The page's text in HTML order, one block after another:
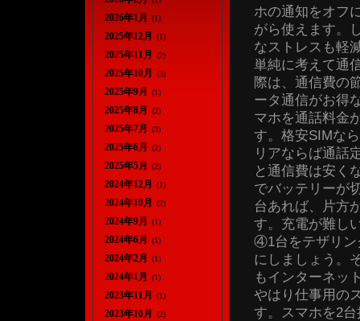
ホの通知をオフ
がら使えます。
なストレスも軽
単純に考えて通
際は、通信費の
ータ通信がお得
マホを通話料金
す。格安SIMな
リアならば通話
と通信費は安く
でバッテリーが
台あれば、片方
す。充電が難し
④1台をテザリン
にしましょう。
もインターネッ
やはり仕事用の
す。スマホを2
2026年1月 (1)
2025年12月 (1)
2025年11月 (2)
2025年10月 (3)
2025年9月 (1)
2025年8月 (2)
2025年7月 (3)
2025年6月 (2)
2025年5月 (2)
2024年12月 (1)
2024年10月 (2)
2024年9月 (1)
2024年6月 (1)
2024年2月 (1)
2024年1月 (1)
2023年11月 (1)
2023年10月 (2)